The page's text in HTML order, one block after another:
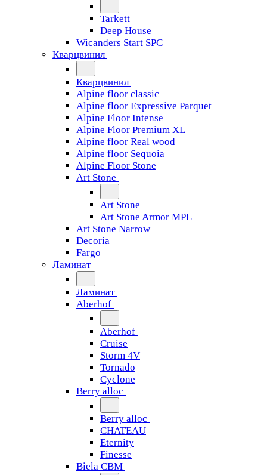
Tarkett
Deep House
Wicanders Start SPC
Кварцвинил
Кварцвинил
Alpine floor classic
Alpine floor Expressive Parquet
Alpine Floor Intense
Alpine Floor Premium XL
Alpine floor Real wood
Alpine floor Sequoia
Alpine Floor Stone
Art Stone
Art Stone
Art Stone Armor MPL
Art Stone Narrow
Decoria
Fargo
Ламинат
Ламинат
Aberhof
Aberhof
Cruise
Storm 4V
Tornado
Сyclone
Berry alloc
Berry alloc
CHATEAU
Eternity
Finesse
Biela CBM